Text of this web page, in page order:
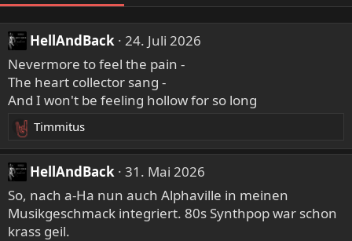
HellAndBack 24. Juli 2026
Nevermore to feel the pain -
The heart collector sang -
And I won't be feeling hollow for so long
R
e
a
k
t
i
o
Timmitus
HellAndBack 31. Mai 2026
So, nach a-Ha nun auch Alphaville in meinen
Musikgeschmack integriert. 80s Synthpop war schon
krass geil.